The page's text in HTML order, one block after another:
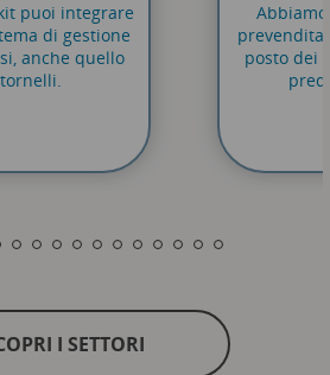
puoi integrare
di gestione
anche quello
prevendita
posto dei
I SETTORI